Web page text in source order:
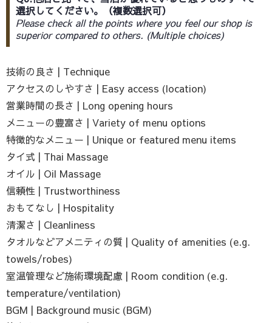
選択してください。（複数選択可）
Please check all the points where you feel our shop is
superior compared to others. (Multiple choices)
技術の良さ | Technique
アクセスのしやすさ | Easy access (location)
営業時間の長さ | Long opening hours
メニューの豊富さ | Variety of menu options
特徴的なメニュー | Unique or featured menu items
タイ式 | Thai Massage
オイル | Oil Massage
信頼性 | Trustworthiness
おもてなし | Hospitality
清潔さ | Cleanliness
タオルなどアメニティの質 | Quality of amenities (e.g.
towels/robes)
室温管理など施術環境配慮 | Room condition (e.g.
temperature/ventilation)
BGM | Background music (BGM)